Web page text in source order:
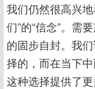
我们仍然很高兴
们”的“信念”。需
的固步自封。我
择的，而在当下
这种选择提供了